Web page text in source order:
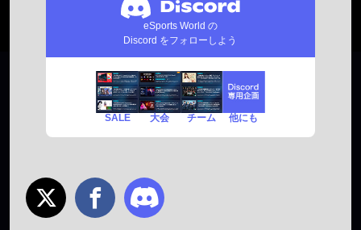
eSports World の
Discord をフォローしよう
SALE 大会 チーム 他にも